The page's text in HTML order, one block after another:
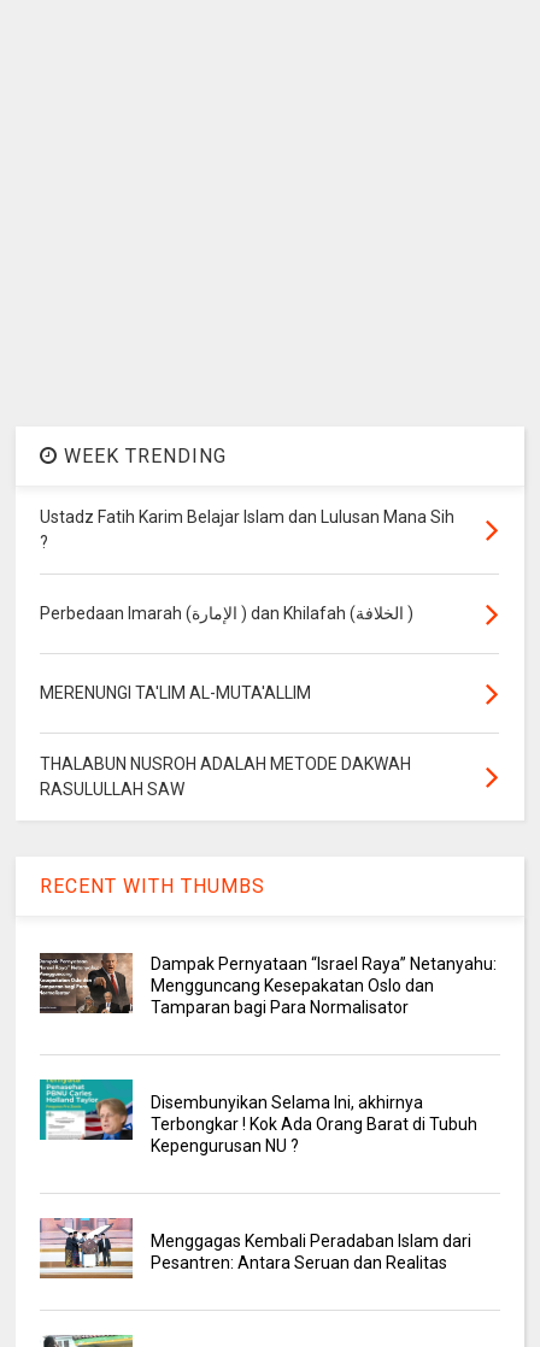
WEEK TRENDING
Ustadz Fatih Karim Belajar Islam dan Lulusan Mana Sih
?
Perbedaan Imarah (الإمارة ) dan Khilafah (الخلافة )
MERENUNGI TA'LIM AL-MUTA'ALLIM
THALABUN NUSROH ADALAH METODE DAKWAH
RASULULLAH SAW
RECENT WITH THUMBS
Dampak Pernyataan “Israel Raya” Netanyahu:
Mengguncang Kesepakatan Oslo dan
Tamparan bagi Para Normalisator
Disembunyikan Selama Ini, akhirnya
Terbongkar ! Kok Ada Orang Barat di Tubuh
Kepengurusan NU ?
Menggagas Kembali Peradaban Islam dari
Pesantren: Antara Seruan dan Realitas